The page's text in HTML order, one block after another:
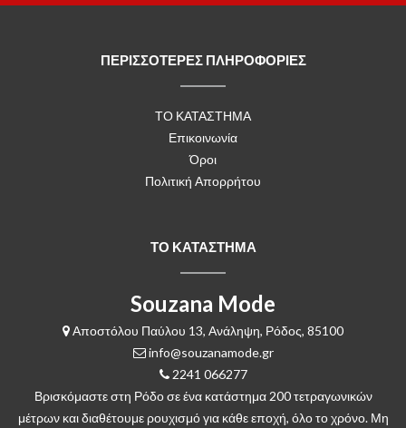
ΠΕΡΙΣΣΟΤΕΡΕΣ ΠΛΗΡΟΦΟΡΙΕΣ
ΤΟ ΚΑΤΑΣΤΗΜΑ
Επικοινωνία
Όροι
Πολιτική Απορρήτου
ΤΟ ΚΑΤΑΣΤΗΜΑ
Souzana Mode
Αποστόλου Παύλου 13, Ανάληψη, Ρόδος, 85100
info@souzanamode.gr
2241 066277
Βρισκόμαστε στη Ρόδο σε ένα κατάστημα 200 τετραγωνικών
μέτρων και διαθέτουμε ρουχισμό για κάθε εποχή, όλο το χρόνο. Μη